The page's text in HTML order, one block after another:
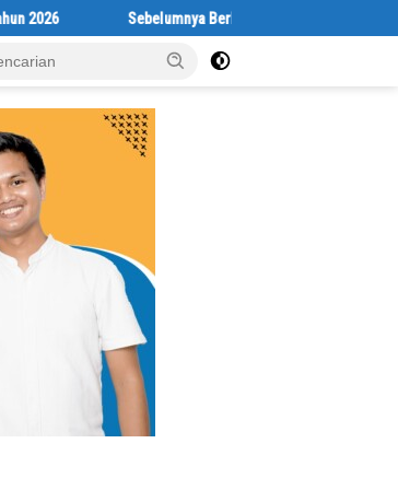
Sebelumnya Berlantaikan Tanah Beralaskan